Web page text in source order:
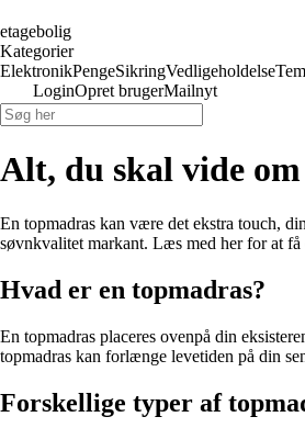
etagebolig
Kategorier
ElektronikPengeSikringVedligeholdelse
LoginOpret brugerMailnyt
Alt, du skal vide
En topmadras kan være det ekstra touch,
søvnkvalitet markant. Læs med her for at
Hvad er en topmadras?
En topmadras placeres ovenpå din
topmadras kan forlænge levetiden på din
Forskellige typer af